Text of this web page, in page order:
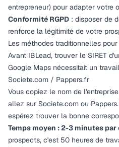
entrepreneur) pour adapter votre
Conformité RGPD : disposer de
renforce la légitimité de votre
Les méthodes traditionnelles
Avant IBLead, trouver le SIRET
Google Maps nécessitait un
Societe.com / Pappers.fr
Vous copiez le nom de
allez sur Societe.com ou
espérez trouver la bonne
Temps moyen : 2-3 minutes
prospects, c'est 50 heures de